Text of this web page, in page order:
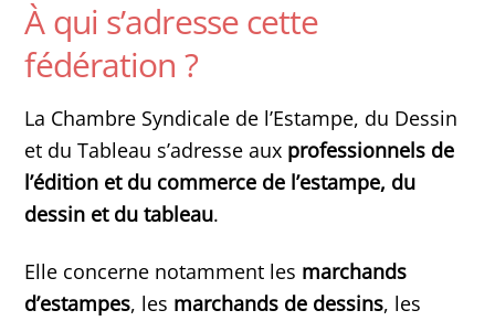
À qui s’adresse cette
fédération ?
La Chambre Syndicale de l’Estampe, du Dessin
et du Tableau s’adresse aux professionnels de
l’édition et du commerce de l’estampe, du
dessin et du tableau.
Elle concerne notamment les marchands
d’estampes, les marchands de dessins, les